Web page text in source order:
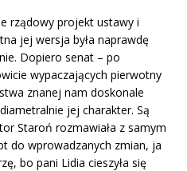
rządowy projekt ustawy i
jej wersja była naprawdę
Dopiero senat – po
wypaczających pierwotny
znanej nam doskonale
jej charakter. Są
Staroń rozmawiała z samym
do wprowadzanych zmian, ja
bo pani Lidia cieszyła się